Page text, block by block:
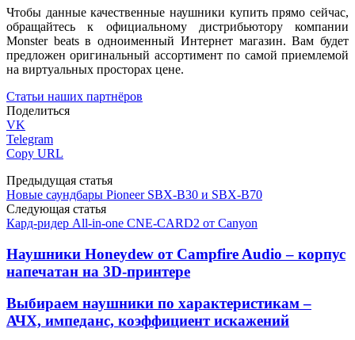
Чтобы данные качественные наушники купить прямо сейчас,
обращайтесь к официальному дистрибьютору компании
Monster beats в одноименный Интернет магазин. Вам будет
предложен оригинальный ассортимент по самой приемлемой
на виртуальных просторах цене.
Статьи наших партнёров
Поделиться
VK
Telegram
Copy URL
Предыдущая статья
Новые саундбары Pioneer SBX-B30 и SBX-B70
Следующая статья
Кард-ридер All-in-one CNE-CARD2 от Canyon
Наушники Honeydew от Campfire Audio – корпус
напечатан на 3D-принтере
Выбираем наушники по характеристикам –
АЧХ, импеданс, коэффициент искажений